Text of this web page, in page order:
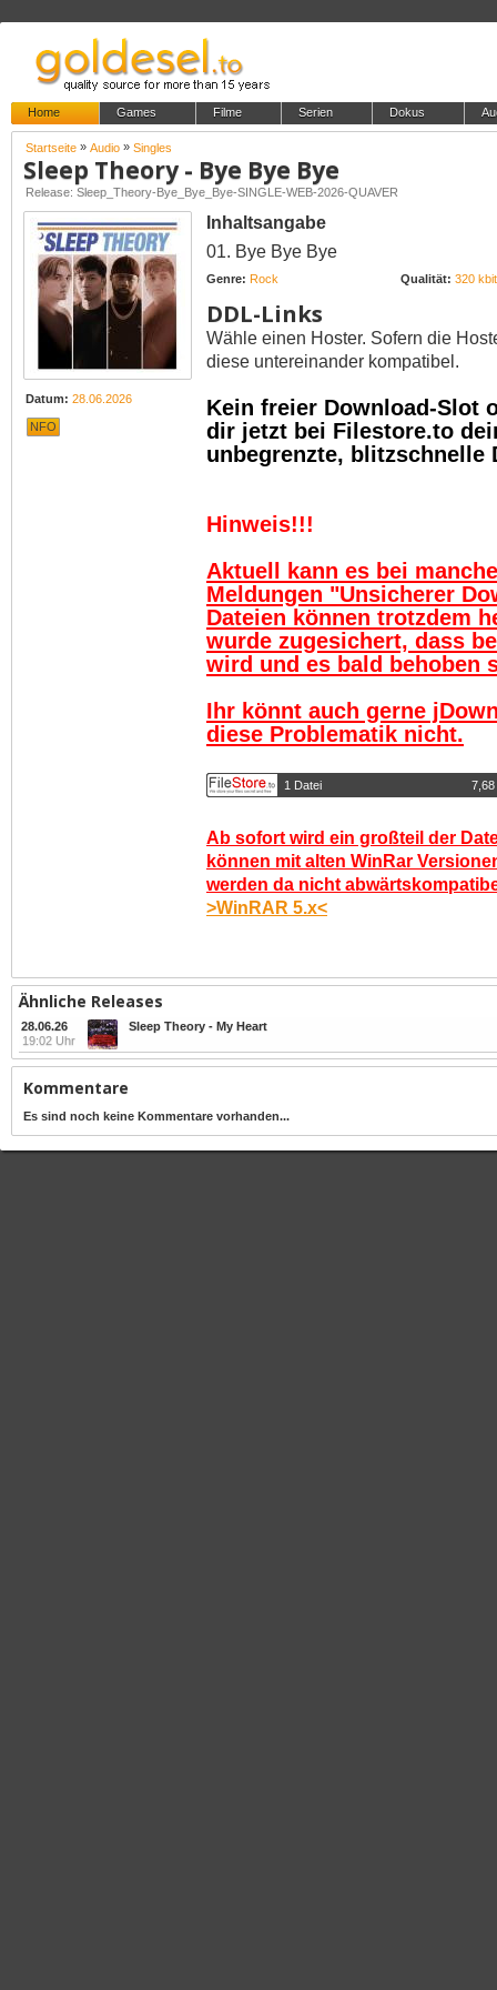
Home Games Filme Serien Dokus
Startseite » Audio » Singles
Sleep Theory - Bye Bye Bye
Release: Sleep_Theory-Bye_Bye_Bye-SINGLE-WEB-2026-QUAVER
Datum: 28.06.2026
NFO
Inhaltsangabe
01. Bye Bye Bye
Genre: Rock Qualität: 320
DDL-Links
Wähle einen Hoster. Sofern die
diese untereinander kompatibel.
Kein freier Download-Slot
dir jetzt bei Filestore.to
unbegrenzte, blitzschnelle
Hinweis!!!
Aktuell kann es bei
Meldungen "Unsicherer
Dateien können trotzdem
wurde zugesichert, dass
wird und es bald behoben
Ihr könnt auch gerne
diese Problematik nicht.
1 Datei 7,68
Ab sofort wird ein großteil der
können mit alten WinRar
werden da nicht
>WinRAR 5.x<
Ähnliche Releases
28.06.26
19:02 Uhr
Sleep Theory - My Heart
Kommentare
Es sind noch keine Kommentare vorhanden...